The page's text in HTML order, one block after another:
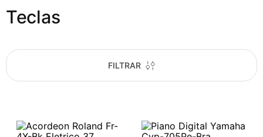
Teclas
FILTRAR